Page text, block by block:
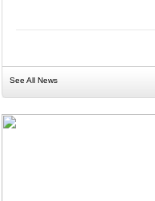
See All News